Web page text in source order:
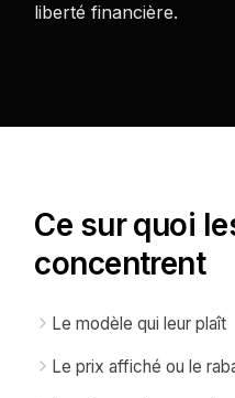
consultation
liberté financière.
Ce sur quoi
concentrent
Le modèle qui leur plaît
Le prix affiché ou le